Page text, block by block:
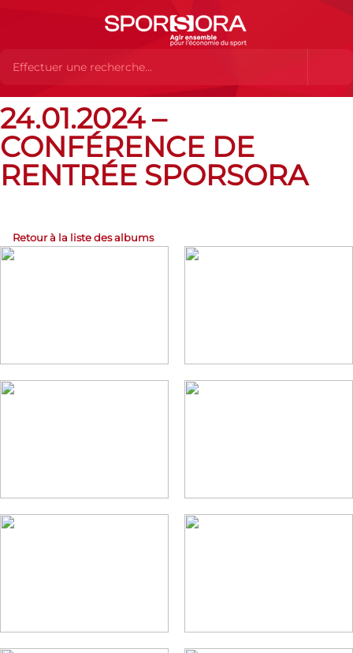
Albums Flickr
24.01.2024 – CONFÉRENCE DE RENTRÉE
SPORSORA
24.01.2024 –
CONFÉRENCE DE
RENTRÉE SPORSORA
Retour à la liste des albums